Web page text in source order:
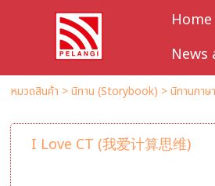
Home
News
หมวดสินค้า >นิทาน (Storybook) >นิทานภาษ
I Love CT (我爱计算思维)